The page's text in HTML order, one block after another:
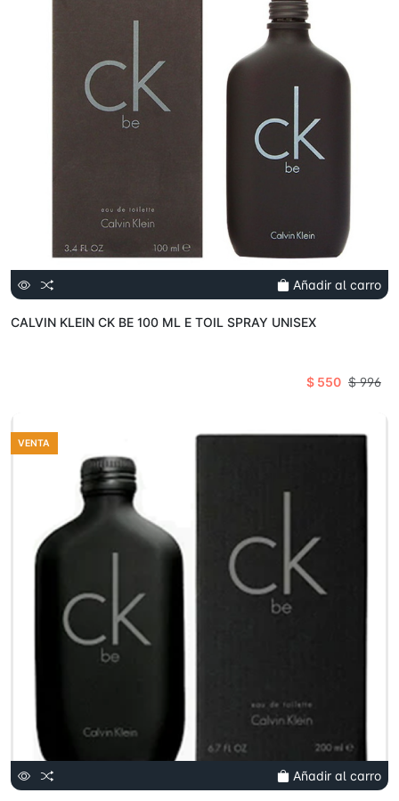
Añadir al carro
CALVIN KLEIN CK BE 100 ML E TOIL SPRAY UNISEX
$ 550 $ 996
VENTA
Añadir al carro